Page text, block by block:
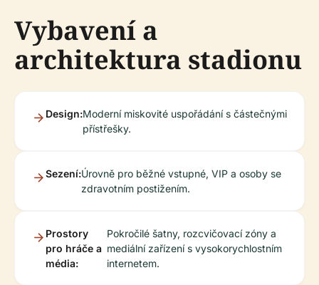
Vybavení a
architektura stadionu
Design:Moderní miskovité uspořádání s částečnými
přístřešky.
Sezení:Úrovně pro běžné vstupné, VIP a osoby se
zdravotním postižením.
Prostory
pro hráče a
média:
Pokročilé šatny, rozcvičovací zóny a
mediální zařízení s vysokorychlostním
internetem.